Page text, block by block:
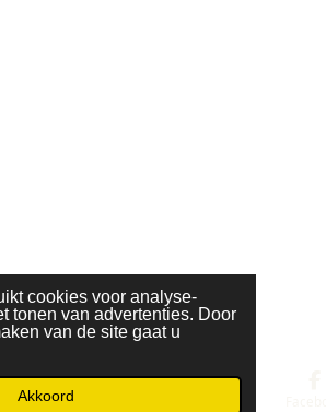
cookies voor analyse-
tonen van advertenties. Door
van de site gaat u
Akkoord